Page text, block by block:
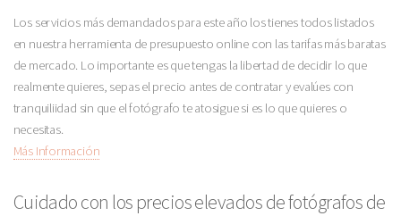
Los servicios más demandados para este año los tienes todos listados
en nuestra herramienta de presupuesto online con las tarifas más baratas
de mercado. Lo importante es que tengas la libertad de decidir lo que
realmente quieres, sepas el precio antes de contratar y evalúes con
tranquiliidad sin que el fotógrafo te atosigue si es lo que quieres o
necesitas.
Más Información
Cuidado con los precios elevados de fotógrafos de